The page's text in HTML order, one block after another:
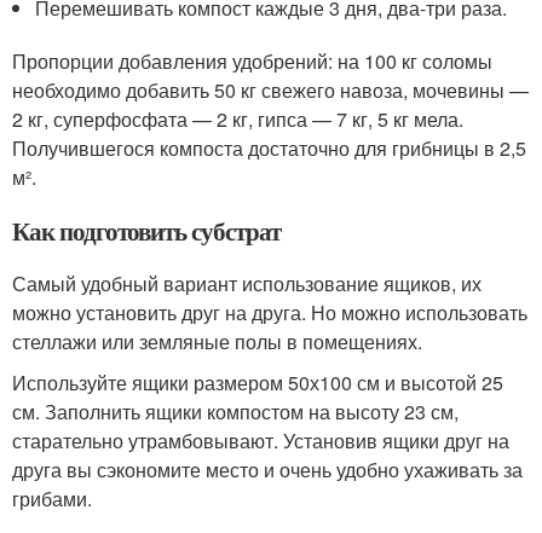
Перемешивать компост каждые 3 дня, два-три раза.
Пропорции добавления удобрений: на 100 кг соломы
необходимо добавить 50 кг свежего навоза, мочевины —
2 кг, суперфосфата — 2 кг, гипса — 7 кг, 5 кг мела.
Получившегося компоста достаточно для грибницы в 2,5
м².
Как подготовить субстрат
Самый удобный вариант использование ящиков, их
можно установить друг на друга. Но можно использовать
стеллажи или земляные полы в помещениях.
Используйте ящики размером 50х100 см и высотой 25
см. Заполнить ящики компостом на высоту 23 см,
старательно утрамбовывают. Установив ящики друг на
друга вы сэкономите место и очень удобно ухаживать за
грибами.